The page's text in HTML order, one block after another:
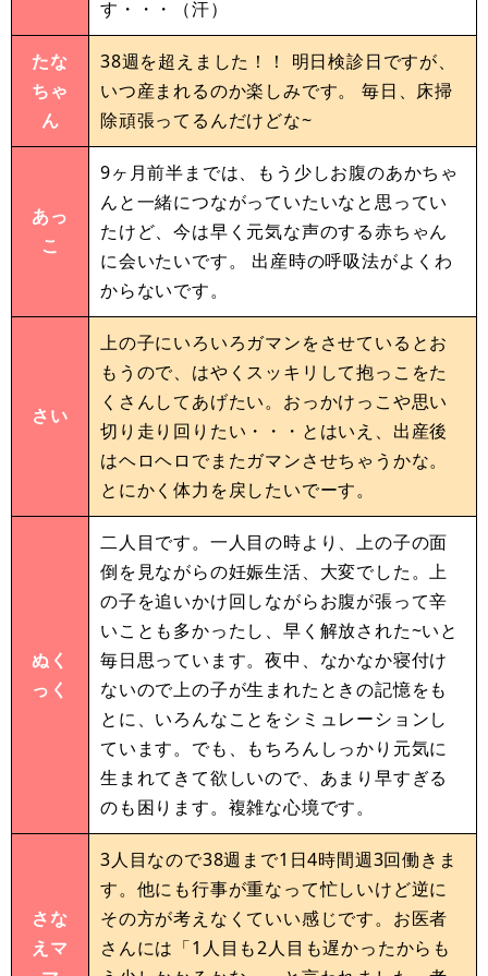
す・・・（汗）
たな
ちゃ
ん
38週を超えました！！ 明日検診日ですが、
いつ産まれるのか楽しみです。 毎日、床掃
除頑張ってるんだけどな~
あっ
こ
9ヶ月前半までは、もう少しお腹のあかちゃ
んと一緒につながっていたいなと思ってい
たけど、今は早く元気な声のする赤ちゃん
に会いたいです。 出産時の呼吸法がよくわ
からないです。
さい
上の子にいろいろガマンをさせているとお
もうので、はやくスッキリして抱っこをた
くさんしてあげたい。おっかけっこや思い
切り走り回りたい・・・とはいえ、出産後
はヘロヘロでまたガマンさせちゃうかな。
とにかく体力を戻したいでーす。
ぬく
っく
二人目です。一人目の時より、上の子の面
倒を見ながらの妊娠生活、大変でした。上
の子を追いかけ回しながらお腹が張って辛
いことも多かったし、早く解放された~いと
毎日思っています。夜中、なかなか寝付け
ないので上の子が生まれたときの記憶をも
とに、いろんなことをシミュレーションし
ています。でも、もちろんしっかり元気に
生まれてきて欲しいので、あまり早すぎる
のも困ります。複雑な心境です。
さな
えマ
3人目なので38週まで1日4時間週3回働きま
す。他にも行事が重なって忙しいけど逆に
その方が考えなくていい感じです。お医者
さんには「1人目も2人目も遅かったからも